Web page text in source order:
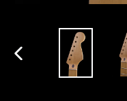
DIAPOSITIVE
PRÉCÉDENTE